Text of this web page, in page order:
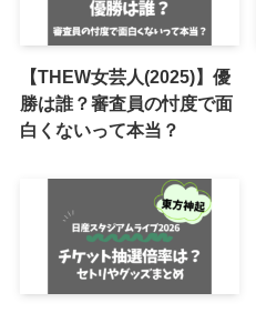
【THEW女芸人(2025)】優
勝は誰？審査員の忖度で面
白くないって本当？